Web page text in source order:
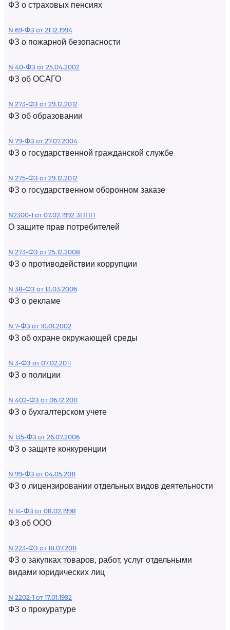
ФЗ о страховых пенсиях
N 69-ФЗ от 21.12.1994
ФЗ о пожарной безопасности
N 40-ФЗ от 25.04.2002
ФЗ об ОСАГО
N 273-ФЗ от 29.12.2012
ФЗ об образовании
N 79-ФЗ от 27.07.2004
ФЗ о государственной гражданской службе
N 275-ФЗ от 29.12.2012
ФЗ о государственном оборонном заказе
N2300-1 от 07.02.1992 ЗППП
О защите прав потребителей
N 273-ФЗ от 25.12.2008
ФЗ о противодействии коррупции
N 38-ФЗ от 13.03.2006
ФЗ о рекламе
N 7-ФЗ от 10.01.2002
ФЗ об охране окружающей среды
N 3-ФЗ от 07.02.2011
ФЗ о полиции
N 402-ФЗ от 06.12.2011
ФЗ о бухгалтерском учете
N 135-ФЗ от 26.07.2006
ФЗ о защите конкуренции
N 99-ФЗ от 04.05.2011
ФЗ о лицензировании отдельных видов деятельности
N 14-ФЗ от 08.02.1998
ФЗ об ООО
N 223-ФЗ от 18.07.2011
ФЗ о закупках товаров, работ, услуг отдельными
видами юридических лиц
N 2202-1 от 17.01.1992
ФЗ о прокуратуре